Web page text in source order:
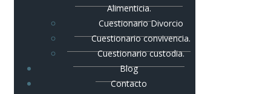
Alimenticia.
Cuestionario Divorcio
Cuestionario convivencia.
Cuestionario custodia.
Blog
Contacto